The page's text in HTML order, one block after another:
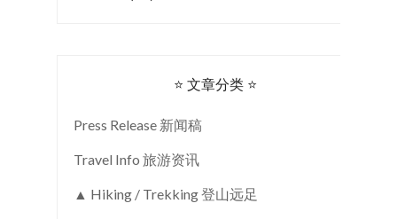
⭐ 文章分类 ⭐
Press Release 新闻稿
Travel Info 旅游资讯
▲ Hiking / Trekking 登山远足